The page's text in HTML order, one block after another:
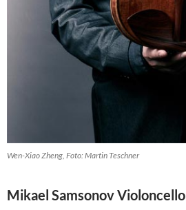
Wen-Xiao Zheng, Foto: Martin Teschner
Mikael Samsonov Violoncello